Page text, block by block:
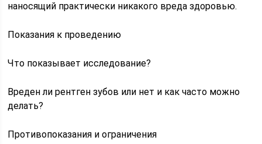
наносящий практически никакого вреда здоровью.
Показания к проведению
Что показывает исследование?
Вреден ли рентген зубов или нет и как часто можно
делать?
Противопоказания и ограничения